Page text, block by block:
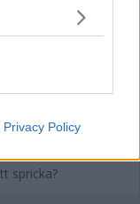
You may click to
in below Google
Privacy Policy
en detalj blev
spricka?